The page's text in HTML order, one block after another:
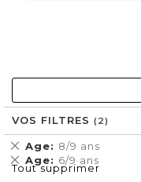
VOS FILTRES
Age 8/9 ans
Supprimer
cet
Élément
Age 6/9 ans
Supprimer
cet
Tout supprimer